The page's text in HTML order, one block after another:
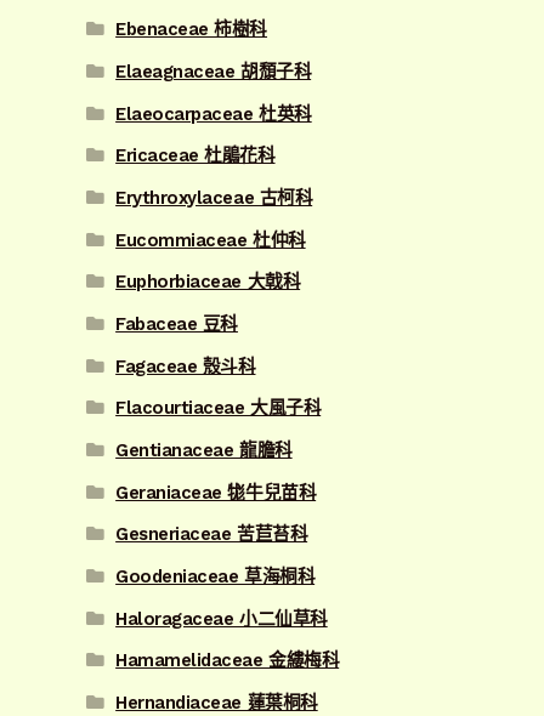
Ebenaceae 柿樹科
Elaeagnaceae 胡頹子科
Elaeocarpaceae 杜英科
Ericaceae 杜鵑花科
Erythroxylaceae 古柯科
Eucommiaceae 杜仲科
Euphorbiaceae 大戟科
Fabaceae 豆科
Fagaceae 殼斗科
Flacourtiaceae 大風子科
Gentianaceae 龍膽科
Geraniaceae 牻牛兒苗科
Gesneriaceae 苦苣苔科
Goodeniaceae 草海桐科
Haloragaceae 小二仙草科
Hamamelidaceae 金縷梅科
Hernandiaceae 蓮葉桐科